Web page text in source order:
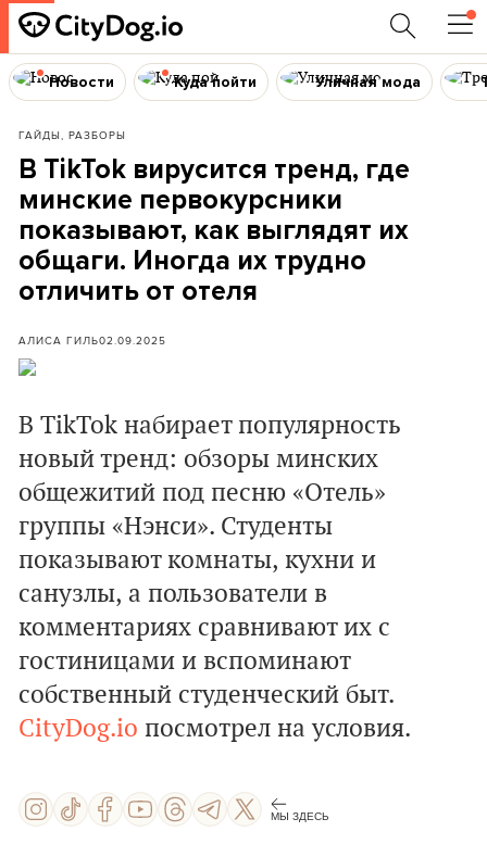
Новости Куда пойти Уличная мода
ГАЙДЫ, РАЗБОРЫ
В TikTok вирусится тренд, где
минские первокурсники
показывают, как выглядят их
общаги. Иногда их трудно
отличить от отеля
АЛИСА ГИЛЬ02.09.2025
В TikTok набирает популярность
новый тренд: обзоры минских
общежитий под песню «Отель»
группы «Нэнси». Студенты
показывают комнаты, кухни и
санузлы, а пользователи в
комментариях сравнивают их с
гостиницами и вспоминают
собственный студенческий быт.
CityDog.io посмотрел на условия.
МЫ ЗДЕСЬ